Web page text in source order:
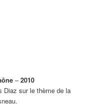
–2010
Diaz sur le thème de la